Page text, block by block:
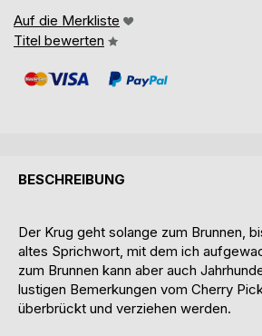
Auf die Merkliste
Titel bewerten
BESCHREIBUNG
Der Krug geht solange zum Brunnen,
altes Sprichwort, mit dem ich
zum Brunnen kann aber auch
lustigen Bemerkungen vom Cherry
überbrückt und verziehen werden.